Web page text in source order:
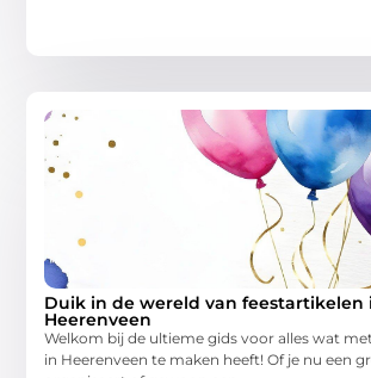
Duik in de wereld van feestartikelen
Heerenveen
Welkom bij de ultieme gids voor alles wat
in Heerenveen te maken heeft! Of je nu een